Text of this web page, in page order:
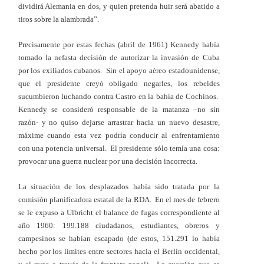
dividirá Alemania en dos, y quien pretenda huir será abatido a
tiros sobre la alambrada”.
Precisamente por estas fechas (abril de 1961) Kennedy había
tomado la nefasta decisión de autorizar la invasión de Cuba
por los exiliados cubanos. Sin el apoyo aéreo estadounidense,
que el presidente creyó obligado negarles, los rebeldes
sucumbieron luchando contra Castro en la bahía de Cochinos.
Kennedy se consideró responsable de la matanza –no sin
razón- y no quiso dejarse arrastrar hacia un nuevo desastre,
máxime cuando esta vez podría conducir al enfrentamiento
con una potencia universal. El presidente sólo temía una cosa:
provocar una guerra nuclear por una decisión incorrecta.
La situación de los desplazados había sido tratada por la
comisión planificadora estatal de la RDA. En el mes de febrero
se le expuso a Ulbricht el balance de fugas correspondiente al
año 1960: 199.188 ciudadanos, estudiantes, obreros y
campesinos se habían escapado (de estos, 151.291 lo había
hecho por los límites entre sectores hacia el Berlín occidental,